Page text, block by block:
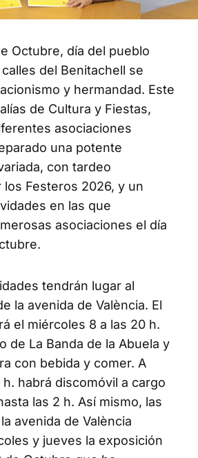
Octubre, día del pueblo
del Benitachell se
y hermandad. Este
de Cultura y Fiestas,
asociaciones
una potente
con tardeo
los Festeros 2026, y un
en las que
asociaciones el día
tendrán lugar al
la avenida de València. El
el miércoles 8 a las 20 h.
de La Banda de la Abuela y
con bebida y comer. A
habrá discomóvil a cargo
las 2 h. Así mismo, las
avenida de València
y jueves la exposición